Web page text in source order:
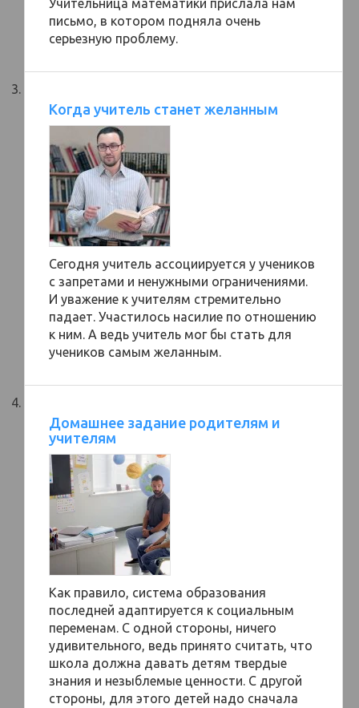
Учительница математики прислала нам
письмо, в котором подняла очень
серьезную проблему.
Когда учитель станет желанным
Сегодня учитель ассоциируется у учеников
с запретами и ненужными ограничениями.
И уважение к учителям стремительно
падает. Участилось насилие по отношению
к ним. А ведь учитель мог бы стать для
учеников самым желанным.
Домашнее задание родителям и
учителям
Как правило, система образования
последней адаптируется к социальным
переменам. С одной стороны, ничего
удивительного, ведь принято считать, что
школа должна давать детям твердые
знания и незыблемые ценности. С другой
стороны, для этого детей надо сначала